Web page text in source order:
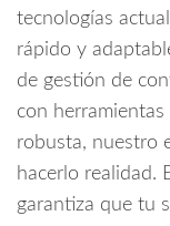
tecnologías
rápido y
de gestión de
con
robusta, nuestro
hacerlo realidad.
garantiza que tu